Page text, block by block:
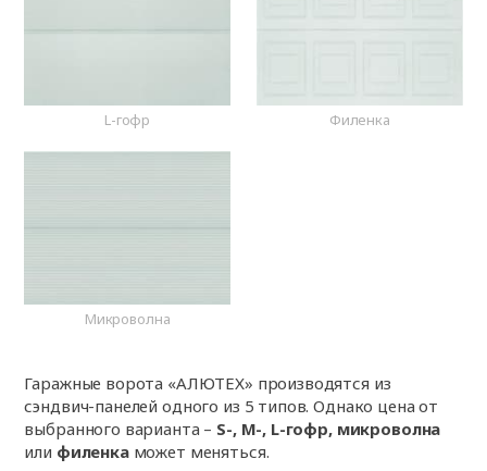
L-гофр Филенка
Микроволна
Гаражные ворота «АЛЮТЕХ» производятся из
сэндвич-панелей одного из 5 типов. Однако цена от
выбранного варианта – S-, M-, L-гофр, микроволна
или филенкаможет меняться.